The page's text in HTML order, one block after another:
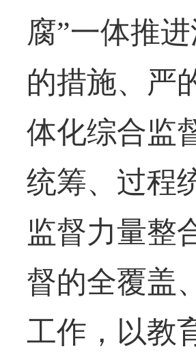
腐”一体推
的措施、严
体化综合监
统筹、过程
监督力量整
督的全覆盖
工作，以教